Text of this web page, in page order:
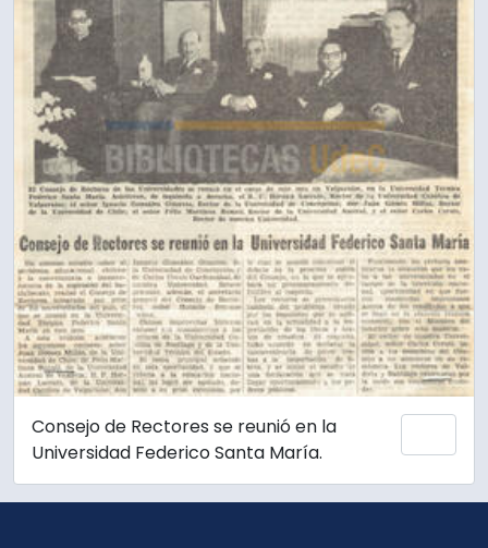
Consejo de Rectores se reunió en la
Universidad Federico Santa María.